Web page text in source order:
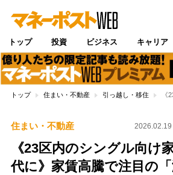
トップ 投資 ビジネス キャリア
トップ 住まい・不動産 引っ越し・移住 《
住まい・不動産
《23区内のシングル向け
代に》家賃高騰で注目の「